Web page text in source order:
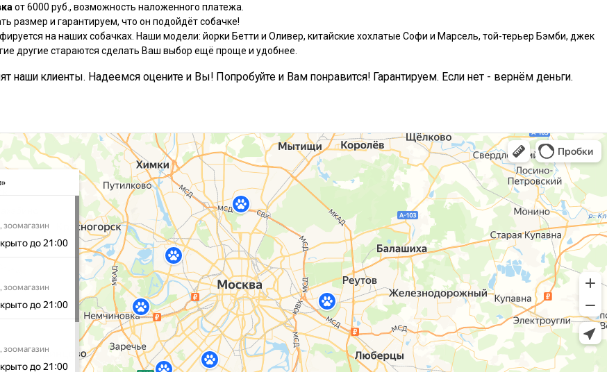
от 6000 руб., возможность наложенного платежа.
размер и гарантируем, что он подойдёт собачке!
на наших собачках. Наши модели: йорки Бетти и Оливер, китайские хохлатые Софи и Марсель, той-терьер Бэмби, джек
другие стараются сделать Ваш выбор ещё проще и удобнее.
наши клиенты. Надеемся оцените и Вы! Попробуйте и Вам понравится! Гарантируем. Если нет - вернём деньги.